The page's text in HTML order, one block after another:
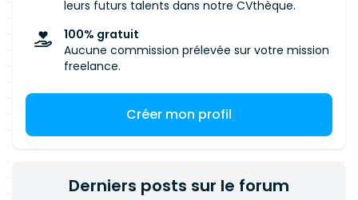
leurs futurs talents dans notre CVthèque.
100% gratuit
Aucune commission prélevée sur votre mission
freelance.
Créer mon profil
Derniers posts sur le forum